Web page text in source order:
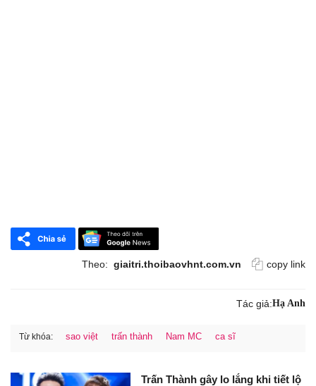
Theo: giaitri.thoibaovhnt.com.vn copy link
Tác giả:Hạ Anh
Từ khóa: sao việt trấn thành Nam MC ca sĩ
Trấn Thành gây lo lắng khi tiết lộ